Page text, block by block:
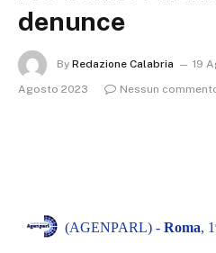
denunce
By Redazione Calabria 19
Agosto 2023
Nessun
(AGENPARL) - Roma,